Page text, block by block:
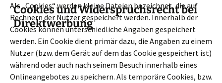
Cookies und Widerspruchsrecht bei
Direktwerbung
Als „Cookies“ werden kleine Dateien bezeichnet, die auf
Rechnern der Nutzer gespeichert werden. Innerhalb der
Cookies können unterschiedliche Angaben gespeichert
werden. Ein Cookie dient primär dazu, die Angaben zu einem
Nutzer (bzw. dem Gerät auf dem das Cookie gespeichert ist)
während oder auch nach seinem Besuch innerhalb eines
Onlineangebotes zu speichern. Als temporäre Cookies, bzw.